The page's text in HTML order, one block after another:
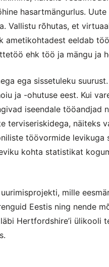
hasartmängurlus.
Vallistu rõhutas, et
ametikohtadest eeldab
ehk töö ja mängu ja
ega sissetuleku
ja -ohutuse eest. Kui
iseendale tööandjad
näiteks
töövormide levikuga
kohta statistikat
mille
Eestis ning nende
Hertfordshire’i ülikooli